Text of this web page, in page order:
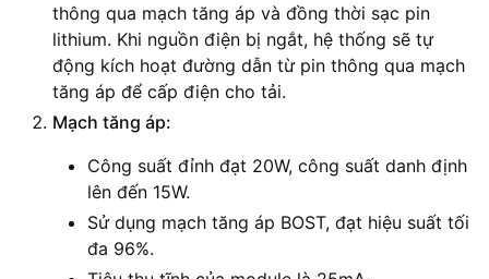
thông qua mạch tăng áp và đồng thời sạc pin
lithium. Khi nguồn điện bị ngắt, hệ thống sẽ tự
động kích hoạt đường dẫn từ pin thông qua mạch
tăng áp để cấp điện cho tải.
Mạch tăng áp:
Công suất đỉnh đạt 20W, công suất danh định
lên đến 15W.
Sử dụng mạch tăng áp BOST, đạt hiệu suất tối
đa 96%.